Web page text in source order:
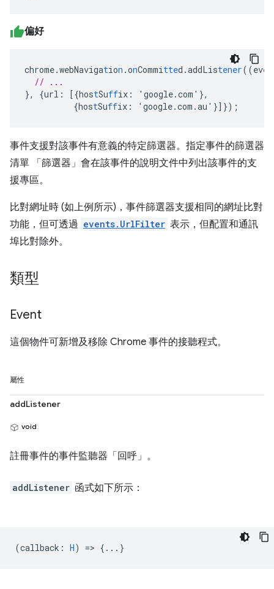
偏好
chrome.webNavigation .onCommitted.addListener((eve
// ...
},
{url : [{hostSuffix : 'google.com' },
{hostSuffix : 'google.com.au' }]});
事件支援對該事件有意義的特定篩選器。指定事件的篩選器
清單 「篩選器」會在該事件的說明文件中列出該事件的支
援專區。
比對網址時 (如上例所示)，事件篩選器支援相同的網址比對
功能，但可透過 events.UrlFilter 表示，但配置和通訊
埠比對除外。
類型
Event
這個物件可新增及移除 Chrome 事件的接聽程式。
屬性
addListener
void
註冊事件的事件監聽器「回呼」 。
addListener 函式如下所示：
(callback : H) => {...}